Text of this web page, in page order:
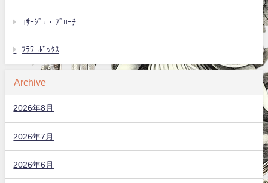
ｺｻｰｼﾞｭ・ﾌﾞﾛｰﾁ
ﾌﾗﾜｰﾎﾞｯｸｽ
Archive
2026年8月
2026年7月
2026年6月